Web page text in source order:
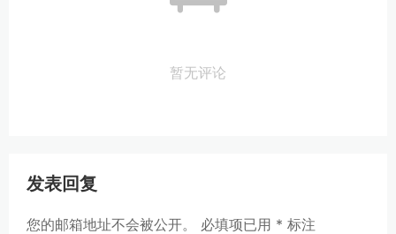
暂无评论
发表回复
您的邮箱地址不会被公开。 必填项已用 * 标注